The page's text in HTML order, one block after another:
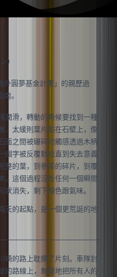
）
外圓夢基金計畫」的親歷過
。
潤滑，轉動的時候要找到一種
，太緩則葉片黏在石壁上，像
面之間被碾碎的觸感透過木柄
個字被反覆默唸直到失去意義
整的葉，到參差的碎片，到覆
。這個過程沒有任何一個瞬間
消失，剩下顏色跟氣味。
天的起點，是一個更荒誕的地
崎的路上耽擱了片刻。車隊封
的路線上，無聲地把所有人的